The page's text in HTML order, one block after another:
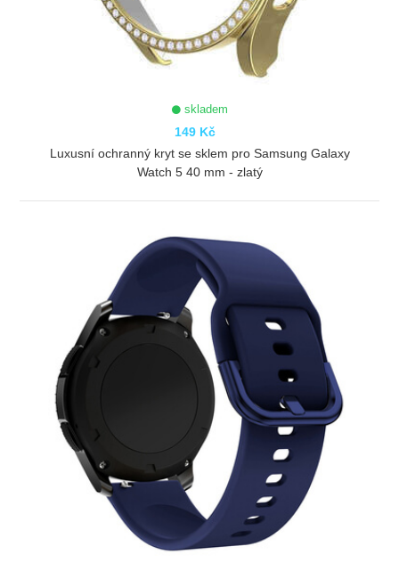
skladem
149 Kč
Luxusní ochranný kryt se sklem pro Samsung Galaxy
Watch 5 40 mm - zlatý